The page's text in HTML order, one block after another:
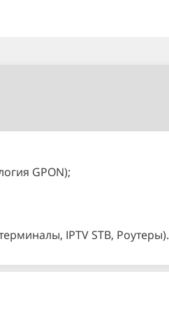
GPON);
IPTV STB, Роутеры).